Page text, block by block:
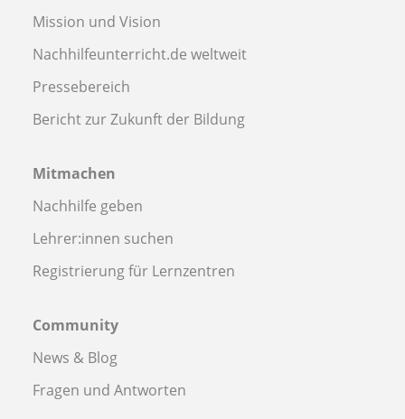
Mission und Vision
Nachhilfeunterricht.de weltweit
Pressebereich
Bericht zur Zukunft der Bildung
Mitmachen
Nachhilfe geben
Lehrer:innen suchen
Registrierung für Lernzentren
Community
News & Blog
Fragen und Antworten